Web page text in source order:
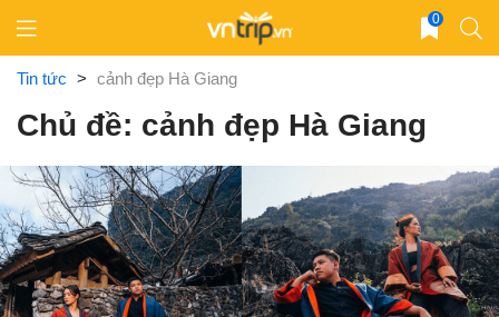
content
0
Tin tức > cảnh đẹp Hà Giang
Chủ đề: cảnh đẹp Hà Giang